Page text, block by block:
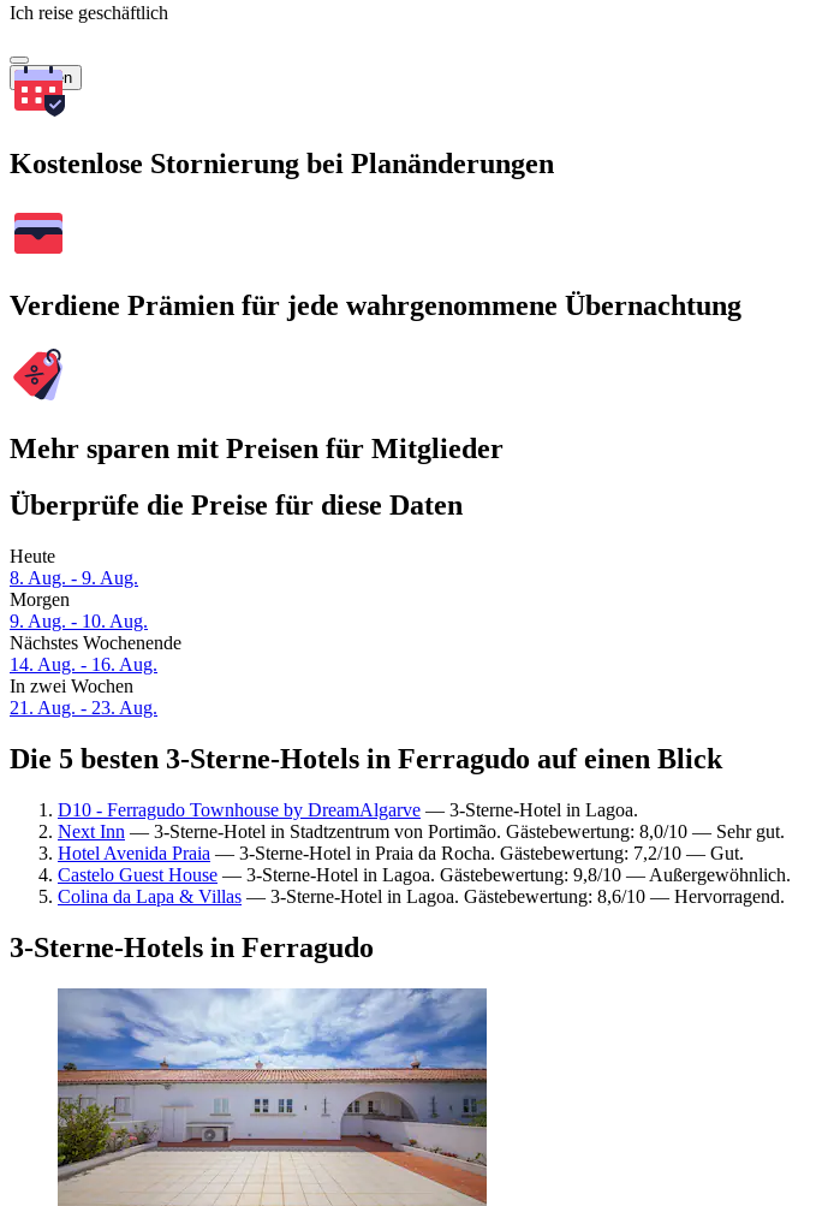
Ich reise geschäftlich
Suchen
Kostenlose Stornierung bei Planänderungen
Verdiene Prämien für jede wahrgenommene Übernachtung
Mehr sparen mit Preisen für Mitglieder
Überprüfe die Preise für diese Daten
Heute
8. Aug. - 9. Aug.
Morgen
9. Aug. - 10. Aug.
Nächstes Wochenende
14. Aug. - 16. Aug.
In zwei Wochen
21. Aug. - 23. Aug.
Die 5 besten 3-Sterne-Hotels in Ferragudo auf einen Blick
D10 - Ferragudo Townhouse by DreamAlgarve — 3-Sterne-Hotel in Lagoa.
Next Inn — 3-Sterne-Hotel in Stadtzentrum von Portimão. Gästebewertung: 8,0/10 — Sehr gut.
Hotel Avenida Praia — 3-Sterne-Hotel in Praia da Rocha. Gästebewertung: 7,2/10 — Gut.
Castelo Guest House — 3-Sterne-Hotel in Lagoa. Gästebewertung: 9,8/10 — Außergewöhnlich.
Colina da Lapa & Villas — 3-Sterne-Hotel in Lagoa. Gästebewertung: 8,6/10 — Hervorragend.
3-Sterne-Hotels in Ferragudo